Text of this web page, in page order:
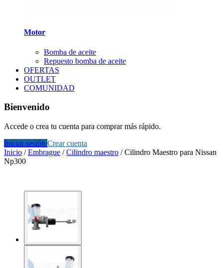
Motor
Bomba de aceite
Repuesto bomba de aceite
OFERTAS
OUTLET
COMUNIDAD
Bienvenido
Accede o crea tu cuenta para comprar más rápido.
Iniciar sesión Crear cuenta
Inicio /Embrague /Cilindro maestro /Cilindro Maestro para Nissan
Np300